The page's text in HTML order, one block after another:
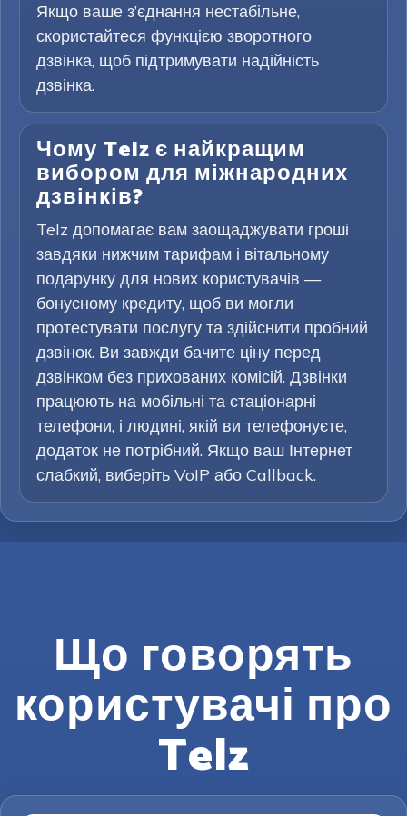
Якщо ваше з’єднання нестабільне,
скористайтеся функцією зворотного
дзвінка, щоб підтримувати надійність
дзвінка.
Чому Telz є найкращим
вибором для міжнародних
дзвінків?
Telz допомагає вам заощаджувати гроші
завдяки нижчим тарифам і вітальному
подарунку для нових користувачів —
бонусному кредиту, щоб ви могли
протестувати послугу та здійснити пробний
дзвінок. Ви завжди бачите ціну перед
дзвінком без прихованих комісій. Дзвінки
працюють на мобільні та стаціонарні
телефони, і людині, якій ви телефонуєте,
додаток не потрібний. Якщо ваш Інтернет
слабкий, виберіть VoIP або Callback.
Що говорять
користувачі про
Telz